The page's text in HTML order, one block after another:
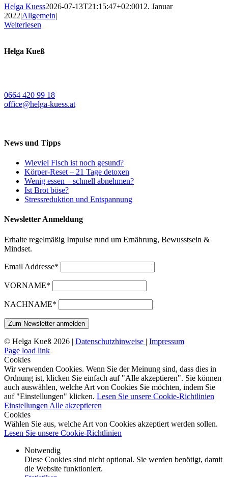
Helga Kuess2026-07-13T21:15:47+02:0012. Januar
2022|Allgemein|
Weiterlesen
Helga Kueß
0664 420 99 18
office@helga-kuess.at
News und Tipps
Wieviel Fisch ist noch gesund?
Körper-Reset – 21 Tage detoxen
Wenig essen – schnell abnehmen?
Ist Brot böse?
Stressreduktion und Entspannung
Newsletter Anmeldung
Erhalte regelmäßig Impulse rund um Ernährung, Bewusstsein &
Mindset.
Email Addresse*
VORNAME*
NACHNAME*
© Helga Kueß 2026 | Datenschutzhinweise | Impressum
Page load link
Cookies
Wir verwenden Cookies. Wenn Sie der Meinung sind, dass dies in
Ordnung ist, klicken Sie einfach auf "Alle akzeptieren". Sie können
auch auswählen, welche Art von Cookies Sie möchten, indem Sie
auf "Einstellungen" klicken. Lesen Sie unsere Cookie-Richtlinien
Einstellungen Alle akzeptieren
Cookies
Wählen Sie aus, welche Art von Cookies akzeptiert werden sollen.
Lesen Sie unsere Cookie-Richtlinien
Notwendig
Diese Cookies sind nicht optional. Sie werden benötigt, damit
die Website funktioniert.